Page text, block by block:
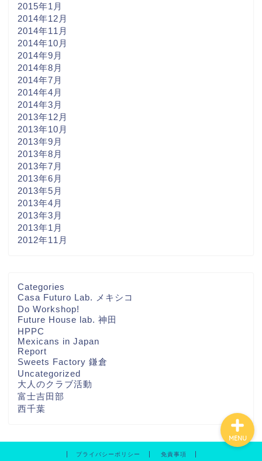
2015年1月
2014年12月
2014年11月
2014年10月
2014年9月
2014年8月
2014年7月
2014年4月
2014年3月
2013年12月
2013年10月
2013年9月
2013年8月
2013年7月
2013年6月
2013年5月
2013年4月
2013年3月
2013年1月
2012年11月
Categories
Casa Futuro Lab. メキシコ
Do Workshop!
Future House lab. 神田
HPPC
Mexicans in Japan
Report
Sweets Factory 鎌倉
Uncategorized
大人のクラブ活動
富士吉田部
西千葉
プライバシーポリシー 免責事項
MENU
NETWORKについて